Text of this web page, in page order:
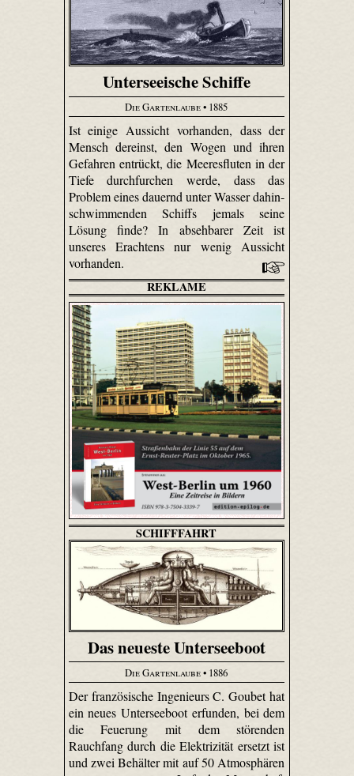
Unterseeische Schiffe
Die Gartenlaube• 1885
Ist einige Aussicht vorhanden, dass der
Mensch dereinst, den Wogen und ihren
Gefahren entrückt, die Meeresfluten in der
Tiefe durchfurchen werde, dass das
Problem eines dauernd unter Wasser dahin­
schwimmenden Schiffs jemals seine
Lösung finde? In absehbarer Zeit ist
unseres Erachtens nur wenig Aussicht
vorhanden.
REKLAME
SCHIFFFAHRT
Das neueste Unterseeboot
Die Gartenlaube• 1886
Der französische Ingenieurs C. Goubet hat
ein neues Unterseeboot erfunden, bei dem
die Feuerung mit dem störenden
Rauchfang durch die Elektrizität ersetzt ist
und zwei Behälter mit auf 50 Atmosphären